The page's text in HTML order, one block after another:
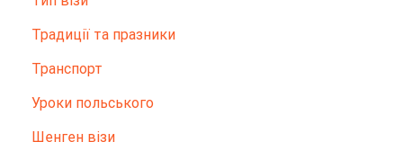
Традиції та празники
Транспорт
Уроки польського
Шенген візи